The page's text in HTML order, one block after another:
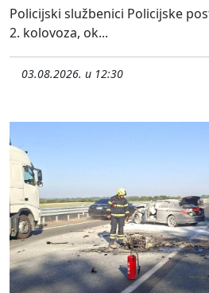
Policijski službenici Policijske
2. kolovoza, ok...
03.08.2026. u 12:30